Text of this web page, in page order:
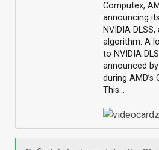
Computex,
announcing
NVIDIA
algorithm. A
to NVIDIA
announced
during
This…